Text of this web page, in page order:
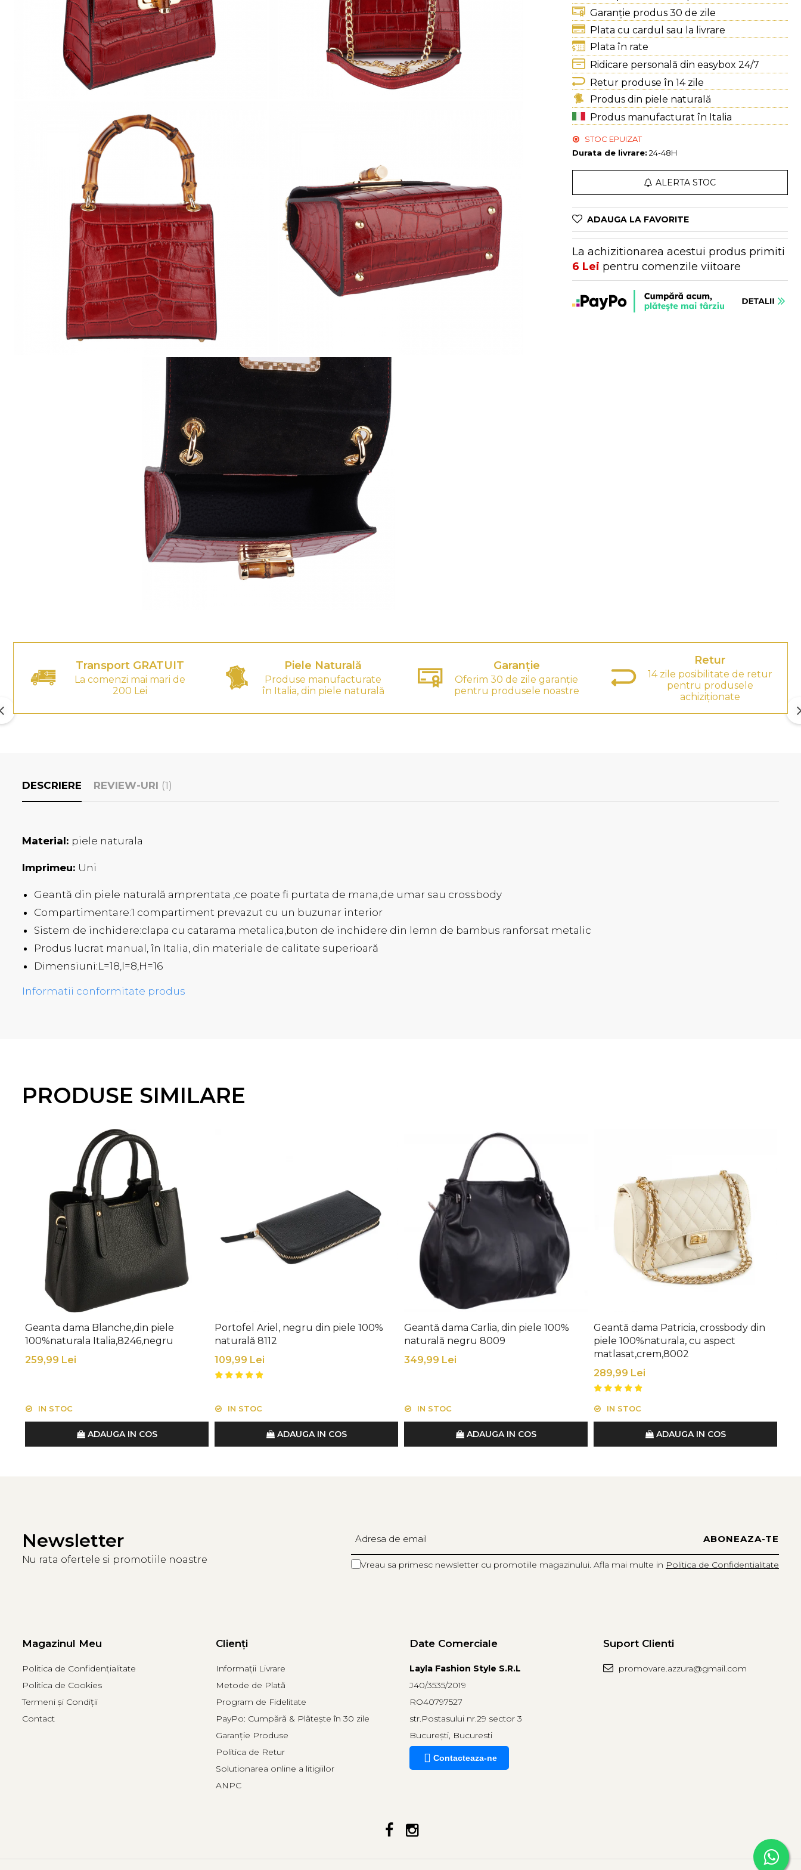
Genți Albastre
Genți Multicolore
Genți Portocalii
Garanție produs 30 de zile
Plata cu cardul sau la livrare
Plata în rate
Ridicare personală din easybox 24/7
Retur produse în 14 zile
Produs din piele naturală
Produs manufacturat în Italia
STOC EPUIZAT
Durata de livrare: 24-48H
ALERTA STOC
ADAUGA LA FAVORITE
La achizitionarea acestui produs primiti
6 Lei pentru comenzile viitoare
Transport GRATUIT
La comenzi mai mari de
200 Lei
Piele Naturală
Produse manufacturate
în Italia, din piele naturală
Garanție
Oferim 30 de zile garanție
pentru produsele noastre
Retur
14 zile posibilitate de retur
pentru produsele
achiziționate
DESCRIERE REVIEW-URI (1)
Material: piele naturala
Imprimeu: Uni
Geantă din piele naturală amprentata ,ce poate fi purtata de mana,de umar sau crossbody
Compartimentare:1 compartiment prevazut cu un buzunar interior
Sistem de inchidere:clapa cu catarama metalica,buton de inchidere din lemn de bambus ranforsat metalic
Produs lucrat manual, în Italia, din materiale de calitate superioară
Dimensiuni:L=18,l=8,H=16
Informatii conformitate produs
PRODUSE SIMILARE
Geanta dama Blanche,din piele
100%naturala Italia,8246,negru
259,99 Lei
IN STOC
ADAUGA IN COS
Portofel Ariel, negru din piele 100%
naturală 8112
109,99 Lei
IN STOC
ADAUGA IN COS
Geantă dama Carlia, din piele 100%
naturală negru 8009
349,99 Lei
IN STOC
ADAUGA IN COS
Geantă dama Patricia, crossbody din
piele 100%naturala, cu aspect
matlasat,crem,8002
289,99 Lei
IN STOC
ADAUGA IN COS
Newsletter
Nu rata ofertele si promotiile noastre Vreau sa primesc newsletter cu promotiile magazinului. Afla mai multe in Politica de Confidentialitate
Magazinul Meu
Politica de Confidențialitate
Politica de Cookies
Termeni și Condiții
Contact
Clienți
Informații Livrare
Metode de Plată
Program de Fidelitate
PayPo: Cumpără & Plătește în 30 zile
Garanție Produse
Politica de Retur
Solutionarea online a litigiilor
ANPC
Date Comerciale
Layla Fashion Style S.R.L
J40/3535/2019
RO40797527
str.Postasului nr.29 sector 3
București, Bucuresti
Contacteaza-ne
Suport Clienti
promovare.azzura@gmail.com